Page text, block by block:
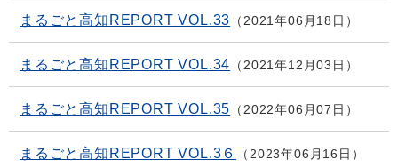
まるごと高知REPORT VOL.33 2021年06月18日
まるごと高知REPORT VOL.34 2021年12月03日
まるごと高知REPORT VOL.35 2022年06月07日
まるごと高知REPORT VOL.3６ 2023年06月16日